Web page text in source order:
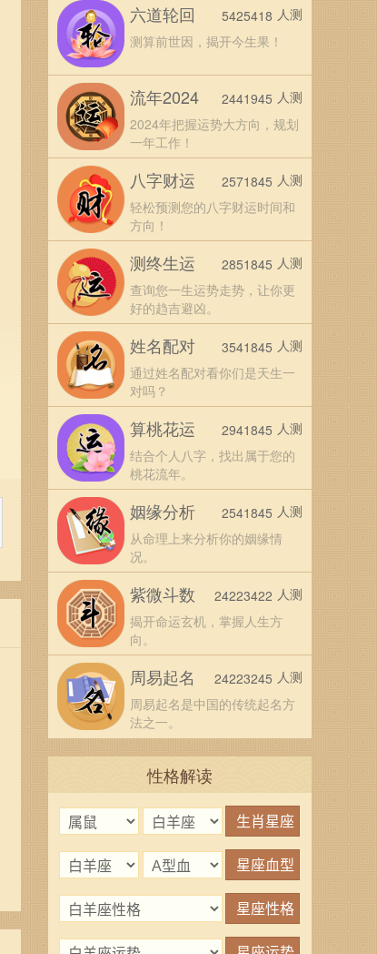
六道轮回
测算前世因，揭开今生果！
5425418 人测
流年2024
2024年把握运势大方向，规划
一年工作！
2441945 人测
八字财运
轻松预测您的八字财运时间和
方向！
2571845 人测
测终生运
查询您一生运势走势，让你更
好的趋吉避凶。
2851845 人测
姓名配对
通过姓名配对看你们是天生一
对吗？
3541845 人测
算桃花运
结合个人八字，找出属于您的
桃花流年。
2941845 人测
姻缘分析
从命理上来分析你的姻缘情
况。
2541845 人测
紫微斗数
揭开命运玄机，掌握人生方
向。
24223422 人测
周易起名
周易起名是中国的传统起名方
法之一。
24223245 人测
性格解读